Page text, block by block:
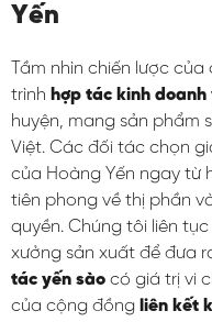
Yến
Tầm nhìn chiến lược
trình hợp tác kinh doanh
huyện, mang sản phẩm
Việt. Các đối tác chọn
của Hoàng Yến ngay từ
tiên phong về thị phần
quyền. Chúng tôi liên
xưởng sản xuất để đưa
tác yến sào có giá trị vi
của cộng đồng liên kết